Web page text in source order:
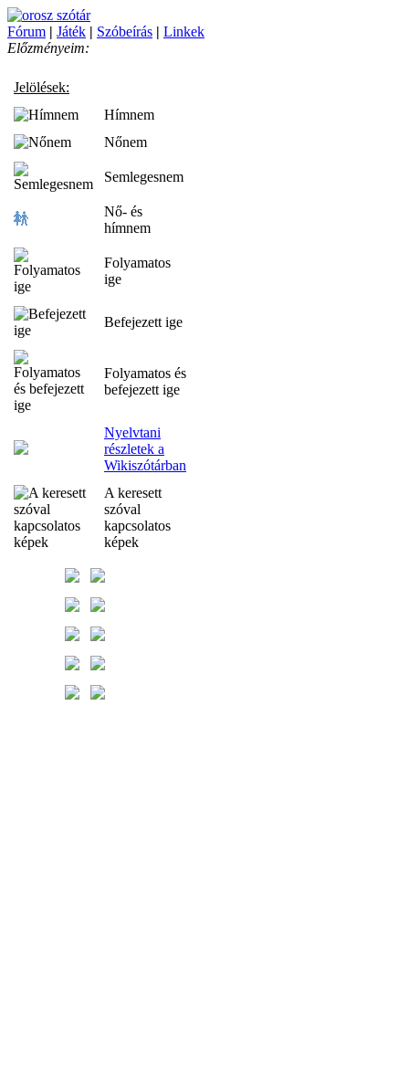
Fórum | Játék | Szóbeírás | Linkek
Előzményeim:
Jelölések:
Hímnem
Nőnem
Semlegesnem
Nő- és
hímnem
Folyamatos
ige
Befejezett ige
Folyamatos és
befejezett ige
Nyelvtani
részletek a
Wikiszótárban
A keresett
szóval
kapcsolatos
képek